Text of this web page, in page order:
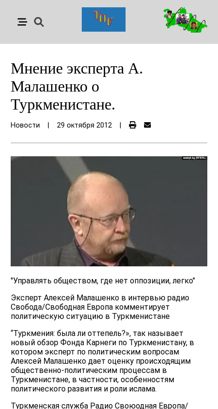
Мнение эксперта А.
Малашенко о
Туркменистане.
Новости 29 октября 2012
"Управлять обществом, где нет оппозиции, легко"
Эксперт Алексей Малашенко в интервью радио
Свобода/Свободная Европа комментирует
политическую ситуацию в Туркменистане
“Туркмения: была ли оттепель?», так называет
новый обзор Фонда Карнеги по Туркменистану, в
котором эксперт по политическим вопросам
Алексей Малашенко дает оценку происходящим
общественно-политическим процессам в
Туркменистане, в частности, особенностям
политического развития и роли ислама.
Туркменская служба Радио Своюодная Европа/